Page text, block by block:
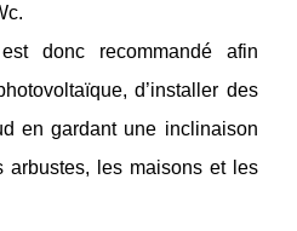
donc recommandé afin
d’installer des
en gardant une inclinaison
arbustes, les maisons et les